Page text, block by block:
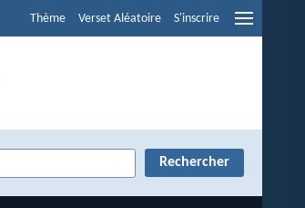
Thème Verset Aléatoire S'inscrire